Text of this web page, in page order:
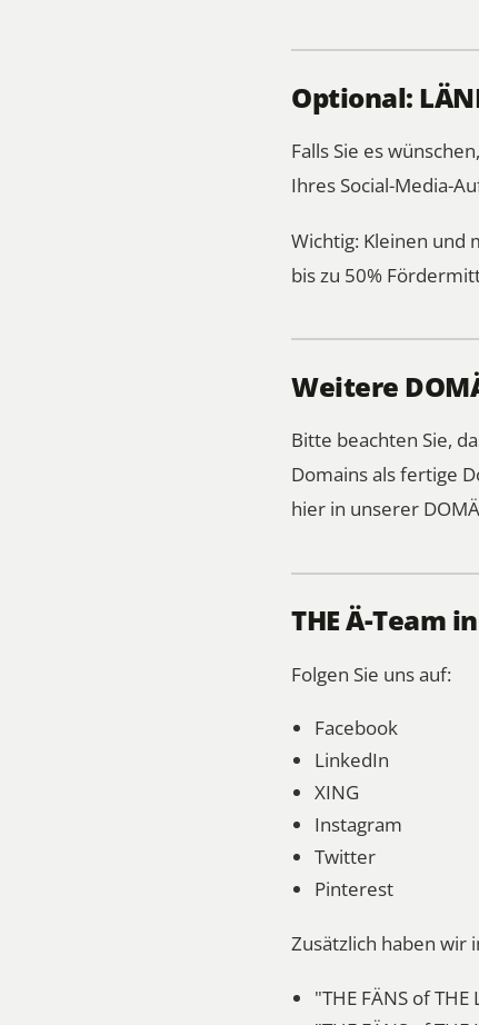
Optional:
Falls Sie es
Ihres Social-Media-
Wichtig: Kleinen und
bis zu 50%
Weitere
Bitte beachten Sie,
Domains als fertige
hier in unserer
THE Ä-Team
Folgen Sie uns auf:
Facebook
LinkedIn
XING
Instagram
Twitter
Pinterest
Zusätzlich haben wir
"THE FÄNS of